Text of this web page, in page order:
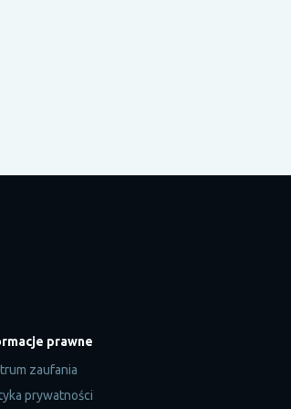
prawne
zaufania
prywatności